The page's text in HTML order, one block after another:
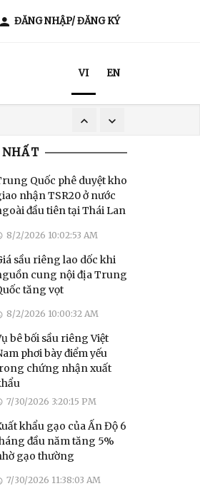
ĐĂNG NHẬP/ ĐĂNG KÝ
VI EN
Quốc phê duyệt kho
nhận TSR20 ở nước
đầu tiên tại Thái Lan
8/2/2026 10:02:53 AM
sầu riêng lao dốc khi
cung nội địa Trung
tăng vọt
8/2/2026 10:00:32 AM
bê bối sầu riêng Việt
phơi bày điểm yếu
chứng nhận xuất
7/30/2026 3:20:15 PM
khẩu gạo của Ấn Độ 6
đầu năm tăng 5%
gạo thường
7/30/2026 11:38:03 AM